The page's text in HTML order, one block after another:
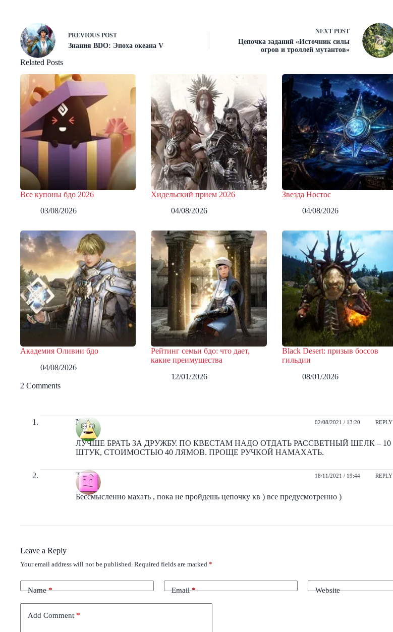
PREVIOUS POST
Знания BDO: Эпоха океана V
NEXT POST
Цепочка заданий «Источник силы
огров и троллей мутантов»
Related Posts
Все купоны бдо 2026
03/08/2026
Хидельский прием 2026
04/08/2026
Звезда Ностос
04/08/2026
Академия Оливии бдо
04/08/2026
Рейтинг семьи бдо: что дает,
какие преимущества
12/01/2026
Black Desert: призыв боссов
гильдии
08/01/2026
2 Comments
NNdd 02/08/2021 / 13:20 REPLY
ЛУЧШЕ БРАТЬ ЗА ДРУЖБУ. ПО КВЕСТАМ НАДО ОТДАТЬ РАССВЕТНЫЙ ШЕЛК – 10
ШТУК, СТОИМОСТЬЮ 40 ЛЯМОВ. ПРОЩЕ РУЧКОЙ НАМАХАТЬ.
Tiamat 18/11/2021 / 19:44 REPLY
Бессмысленно махать , пока не пройдешь цепочку кв ) все предусмотренно )
Leave a Reply
Your email address will not be published. Required fields are marked *
Name* Email* Website
Add Comment *